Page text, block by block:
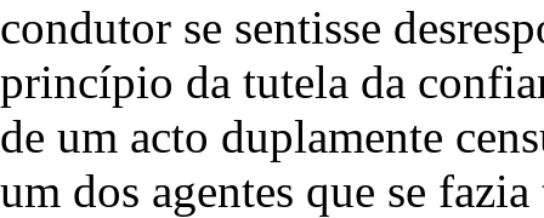
condutor se sentisse
princípio da tutela da
de um acto duplamente
um dos agentes que se